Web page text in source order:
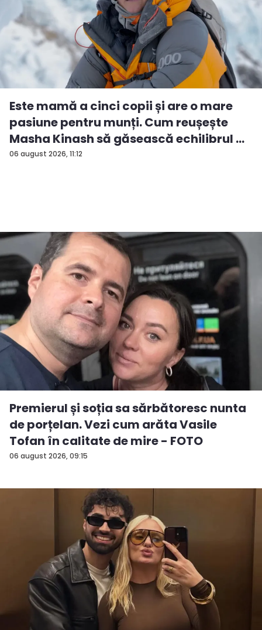
06 august 2026, 11:12
Este mamă a cinci copii și are o mare
pasiune pentru munți. Cum reușește
Masha Kinash să găsească echilibrul ...
06 august 2026, 09:15
Premierul și soția sa sărbătoresc nunta
de porțelan. Vezi cum arăta Vasile
Tofan în calitate de mire - FOTO